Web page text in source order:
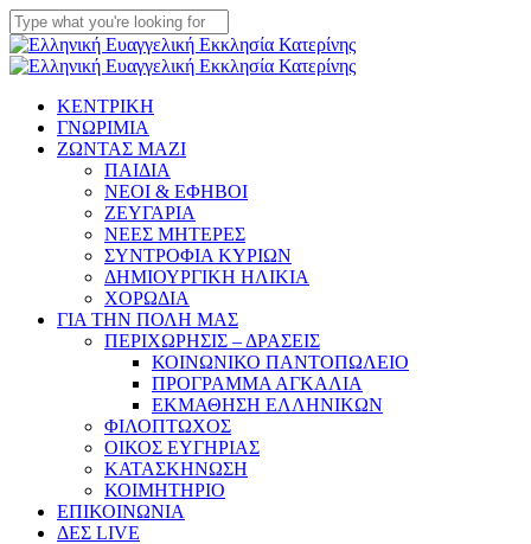
Skip
to
main
Close
Search
Menu
ΚΕΝΤΡΙΚΗ
ΓΝΩΡΙΜΙΑ
ΖΩΝΤΑΣ ΜΑΖΙ
ΠΑΙΔΙΑ
ΝΕΟΙ & ΕΦΗΒΟΙ
ΖΕΥΓΑΡΙΑ
ΝΕΕΣ ΜΗΤΕΡΕΣ
ΣΥΝΤΡΟΦΙΑ ΚΥΡΙΩΝ
ΔΗΜΙΟΥΡΓΙΚΗ ΗΛΙΚΙΑ
ΧΟΡΩΔΙΑ
ΓΙΑ ΤΗΝ ΠΟΛΗ ΜΑΣ
ΠΕΡΙΧΩΡΗΣΙΣ – ΔΡΑΣΕΙΣ
ΚΟΙΝΩΝΙΚΟ ΠΑΝΤΟΠΩΛΕΙΟ
ΠΡΟΓΡΑΜΜΑ ΑΓΚΑΛΙΑ
ΕΚΜΑΘΗΣΗ ΕΛΛΗΝΙΚΩΝ
ΦΙΛΟΠΤΩΧΟΣ
ΟΙΚΟΣ ΕΥΓΗΡΙΑΣ
ΚΑΤΑΣΚΗΝΩΣΗ
ΚΟΙΜΗΤΗΡΙΟ
ΕΠΙΚΟΙΝΩΝΙΑ
ΔΕΣ LIVE